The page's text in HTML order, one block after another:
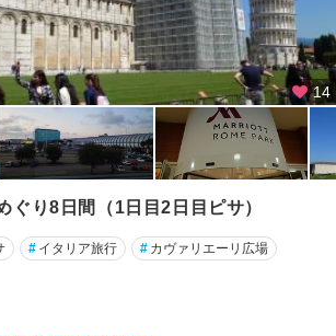
14
ぐり8日間（1日目2日目ピサ）
# イタリア旅行 # カヴァリエーリ広場